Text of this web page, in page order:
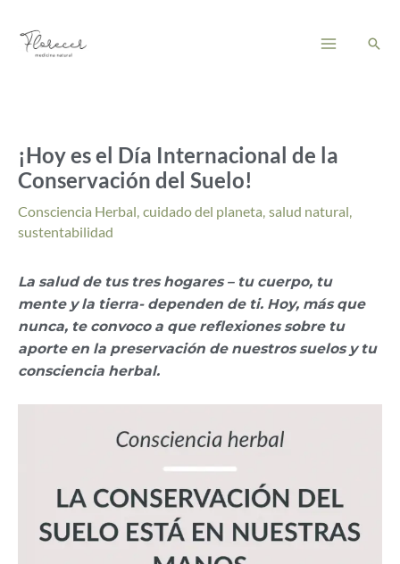
contenido
Menu
¡Hoy es el Día Internacional de la
Conservación del Suelo!
Consciencia Herbal, cuidado del planeta, salud natural,
sustentabilidad
La salud de tus tres hogares – tu cuerpo, tu
mente y la tierra- dependen de ti. Hoy, más que
nunca, te convoco a que reflexiones sobre tu
aporte en la preservación de nuestros suelos y tu
consciencia herbal.